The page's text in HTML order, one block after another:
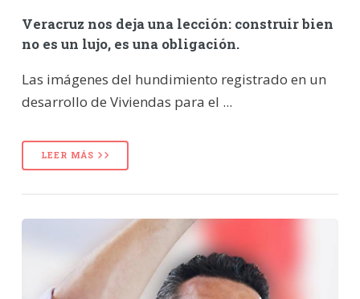
Veracruz nos deja una lección: construir bien
no es un lujo, es una obligación.
Las imágenes del hundimiento registrado en un
desarrollo de Viviendas para el ...
LEER MÁS